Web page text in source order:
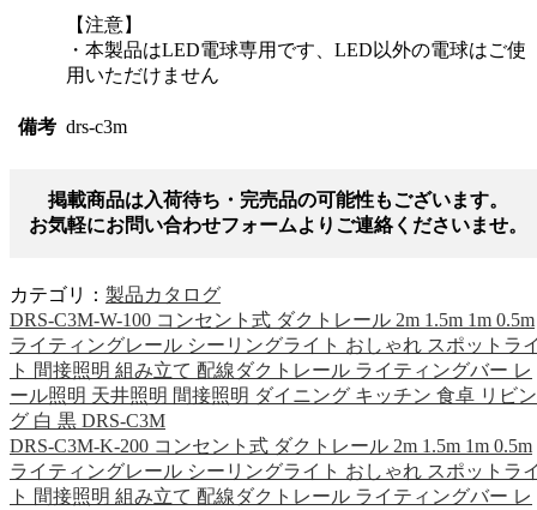
【注意】
・本製品はLED電球専用です、LED以外の電球はご使
用いただけません
備考 drs-c3m
掲載商品は入荷待ち・完売品の可能性もございます。
お気軽にお問い合わせフォームよりご連絡くださいませ。
カテゴリ： 製品カタログ
DRS-C3M-W-100 コンセント式 ダクトレール 2m 1.5m 1m 0.5m
ライティングレール シーリングライト おしゃれ スポットラ
ト 間接照明 組み立て 配線ダクトレール ライティングバー レ
ール照明 天井照明 間接照明 ダイニング キッチン 食卓 リビン
グ 白 黒 DRS-C3M
DRS-C3M-K-200 コンセント式 ダクトレール 2m 1.5m 1m 0.5m
ライティングレール シーリングライト おしゃれ スポットラ
ト 間接照明 組み立て 配線ダクトレール ライティングバー レ